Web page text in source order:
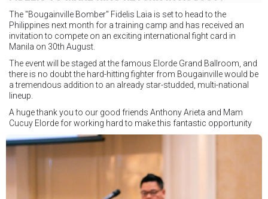
The "Bougainville Bomber" Fidelis Laia is set to head to the
Philippines next month for a training camp and has received an
invitation to compete on an exciting international fight card in
Manila on 30th August.
The event will be staged at the famous Elorde Grand Ballroom, and
there is no doubt the hard-hitting fighter from Bougainville would be
a tremendous addition to an already star-studded, multi-national
lineup.
A huge thank you to our good friends Anthony Arieta and Mam
Cucuy Elorde for working hard to make this fantastic opportunity
We hope to have some exciting news to share very soon!